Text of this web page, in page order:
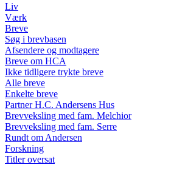
Liv
Værk
Breve
Søg i brevbasen
Afsendere og modtagere
Breve om HCA
Ikke tidligere trykte breve
Alle breve
Enkelte breve
Partner H.C. Andersens Hus
Brevveksling med fam. Melchior
Brevveksling med fam. Serre
Rundt om Andersen
Forskning
Titler oversat